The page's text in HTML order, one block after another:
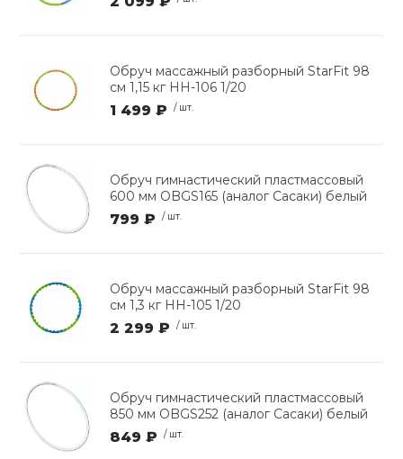
Обруч массажный разборный StarFit 98
см 1,15 кг HH-106 1/20
1 499 ₽ / шт.
Обруч гимнастический пластмассовый
600 мм OBGS165 (аналог Сасаки) белый
799 ₽ / шт.
Обруч массажный разборный StarFit 98
см 1,3 кг HH-105 1/20
2 299 ₽ / шт.
Обруч гимнастический пластмассовый
850 мм OBGS252 (аналог Сасаки) белый
849 ₽ / шт.